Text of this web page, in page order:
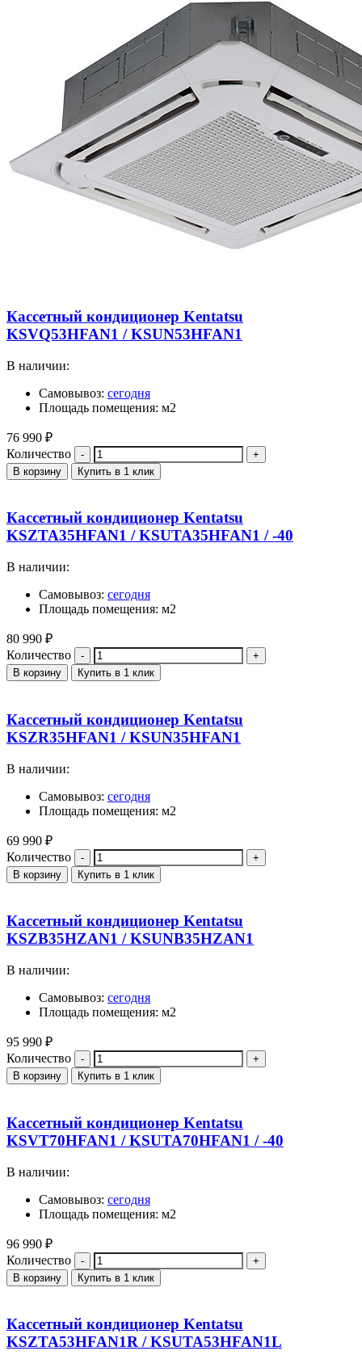
Кассетный кондиционер Kentatsu
KSVQ53HFAN1 / KSUN53HFAN1
В наличии:
Самовывоз: сегодня
Площадь помещения: м2
76 990 ₽
Количество
В корзину Купить в 1 клик
Кассетный кондиционер Kentatsu
KSZTA35HFAN1 / KSUTA35HFAN1 / -40
В наличии:
Самовывоз: сегодня
Площадь помещения: м2
80 990 ₽
Количество
В корзину Купить в 1 клик
Кассетный кондиционер Kentatsu
KSZR35HFAN1 / KSUN35HFAN1
В наличии:
Самовывоз: сегодня
Площадь помещения: м2
69 990 ₽
Количество
В корзину Купить в 1 клик
Кассетный кондиционер Kentatsu
KSZB35HZAN1 / KSUNB35HZAN1
В наличии:
Самовывоз: сегодня
Площадь помещения: м2
95 990 ₽
Количество
В корзину Купить в 1 клик
Кассетный кондиционер Kentatsu
KSVT70HFAN1 / KSUTA70HFAN1 / -40
В наличии:
Самовывоз: сегодня
Площадь помещения: м2
96 990 ₽
Количество
В корзину Купить в 1 клик
Кассетный кондиционер Kentatsu
KSZTA53HFAN1R / KSUTA53HFAN1L